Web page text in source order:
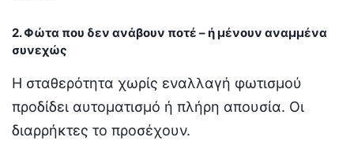
2. Φώτα που δεν ανάβουν ποτέ – ή μένουν αναμμένα
συνεχώς
Η σταθερότητα χωρίς εναλλαγή φωτισμού
προδίδει αυτοματισμό ή πλήρη απουσία. Οι
διαρρήκτες το προσέχουν.